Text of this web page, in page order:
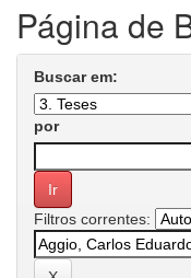
Página de
Buscar em:
por
Filtros correntes: